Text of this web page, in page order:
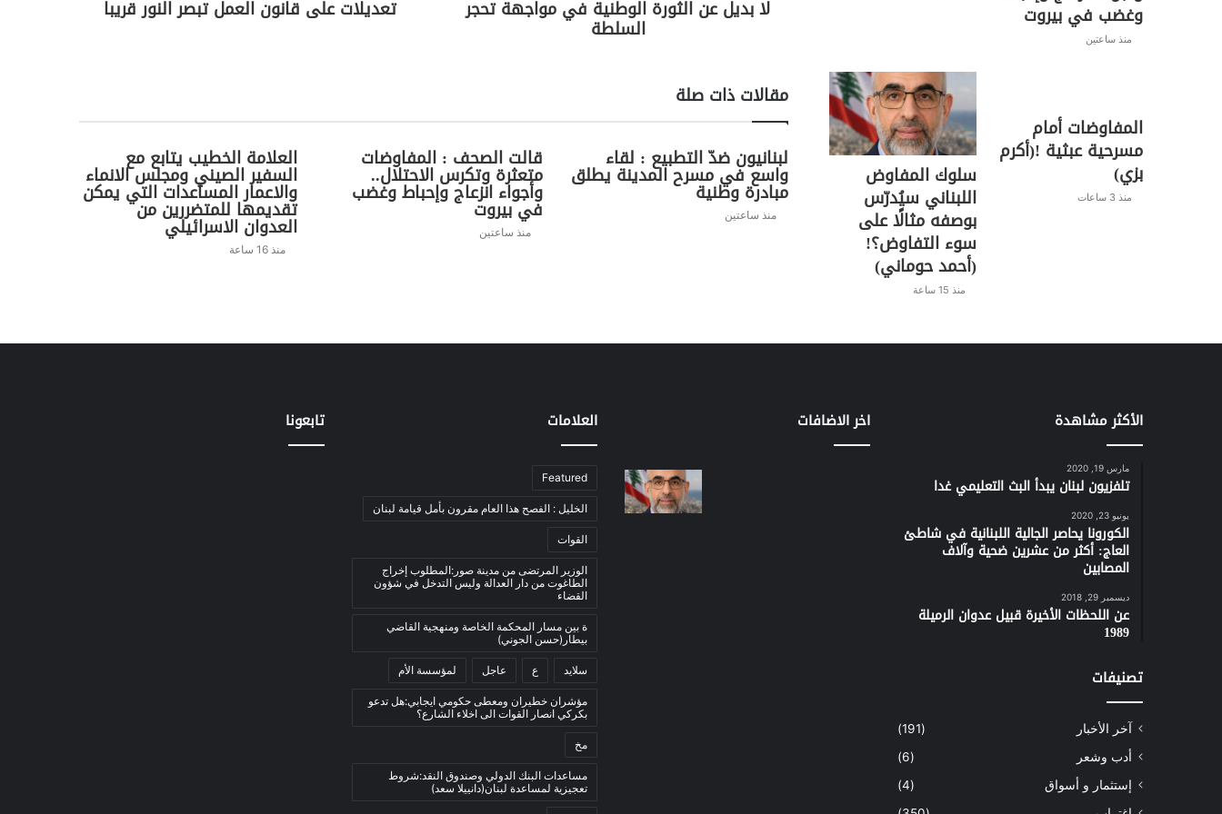
لا بديل عن الثورة الوطنية في مواجهة تحجر
السلطة
تعديلات على قانون العمل تبصر النور قريبا
مقالات ذات صلة
لبنانيون ضدّ التطبيع : لقاء
واسع في مسرح المدينة يطلق
مبادرة وطنية
منذ ساعتين
قالت الصحف : المفاوضات
متعثرة وتكرس الاحتلال..
وأجواء انزعاج وإحباط وغضب
في بيروت
منذ ساعتين
العلامة الخطيب يتابع مع
السفير الصيني ومجلس الانماء
والاعمار المساعدات التي يمكن
تقديمها للمتضررين من
العدوان الاسرائيلي
منذ 16 ساعة
وغضب في بيروت
منذ ساعتين
المفاوضات أمام
مسرحية عبثية !(أكرم
بزي)
منذ 3 ساعات
سلوك المفاوض
اللبناني سيُدرّس
بوصفه مثالًا على
سوء التفاوض؟!
(أحمد حوماني)
منذ 15 ساعة
الأكثر مشاهدة
مارس 19, 2020
تلفزيون لبنان يبدأ البث التعليمي غدا
يونيو 23, 2020
الكورونا يحاصر الجالية اللبنانية في شاطئ
العاج: أكثر من عشرين ضحية وآلاف
المصابين
ديسمبر 29, 2018
عن اللحظات الأخيرة قبيل عدوان الرميلة
1989
تصنيفات
آخر الأخبار
(191)
أدب وشعر
(6)
إستثمار و أسواق
(4)
اخر الاضافات العلامات
Featured
الخليل : الفصح هذا العام مقرون بأمل قيامة لبنان
القوات
الوزير المرتضى من مدينة صور:المطلوب إخراج
الطاغوت من دار العدالة وليس التدخل في شؤون
القضاء
ة بين مسار المحكمة الخاصة ومنهجية القاضي
بيطار(حسن الجوني)
سلايد ع عاجل لمؤسسة الأم
مؤشران خطيران ومعطى حكومي ايجابي:هل تدعو
بكركي انصار القوات الى اخلاء الشارع؟
مخ
مساعدات البنك الدولي وصندوق النقد:شروط
تعجيزية لمساعدة لبنان(دانييلا سعد)
تابعونا